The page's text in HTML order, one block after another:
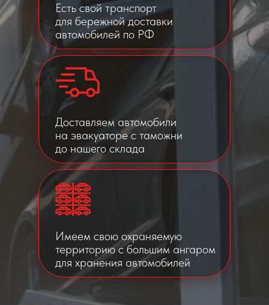
Есть свой транспорт
для бережной доставки
автомобилей по РФ
Доставляем автомобили
на эвакуаторе с таможни
до нашего склада
Имеем свою охраняемую
территорию с большим ангаром
для хранения автомобилей